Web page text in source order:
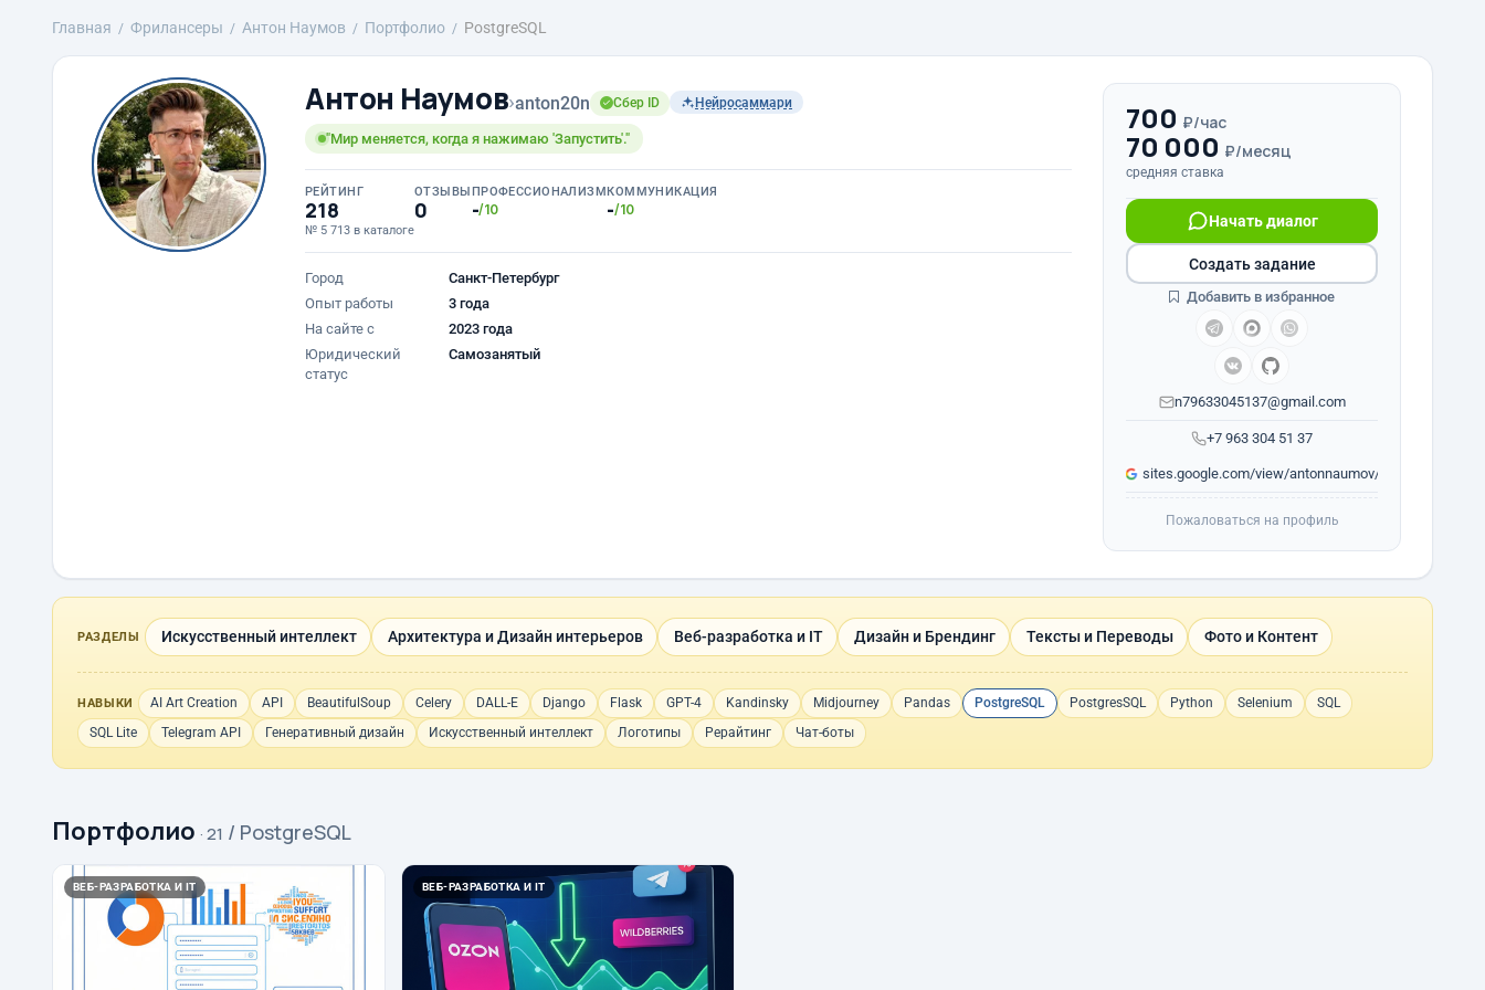
Главная Фрилансеры Антон Наумов Портфолио PostgreSQL
Антон Наумов›anton20n Сбер ID Нейросаммари
"Мир меняется, когда я нажимаю 'Запустить'."
РЕЙТИНГ
218
№ 5 713 в каталоге
ОТЗЫВЫ
0
ПРОФЕССИОНАЛИЗМ
-/10
КОММУНИКАЦИЯ
-/10
Город
Санкт-Петербург
Опыт работы
3 года
На сайте с
2023 года
Юридический
статус
Самозанятый
700 ₽/час
70 000 ₽/месяц
средняя ставка
+7 963 304 51 37
Начать диалог
n79633045137@gmail.com
sites.google.com/view/antonnaumov/
Создать задание
Добавить в избранное
Пожаловаться на профиль
РАЗДЕЛЫ Искусственный интеллект Архитектура и Дизайн интерьеров Веб-разработка и IT Дизайн и Брендинг Тексты и Переводы Фото и Контент
НАВЫКИ AI Art Creation API BeautifulSoup Celery DALL-E Django Flask GPT-4 Kandinsky Midjourney Pandas PostgreSQL PostgresSQL Python Selenium
SQL
SQL Lite
Telegram API Генеративный дизайн Искусственный интеллект Логотипы Рерайтинг Чат-боты
Портфолио · 21 / PostgreSQL
ВЕБ-РАЗРАБОТКА И IT ВЕБ-РАЗРАБОТКА И IT